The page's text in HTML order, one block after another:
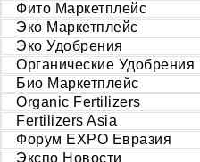
Фито Маркетплейс
Эко Маркетплейс
Эко Удобрения
Органические Удобрения
Био Маркетплейс
Organic Fertilizers
Fertilizers Asia
Форум EXPO Евразия
Экспо Новости